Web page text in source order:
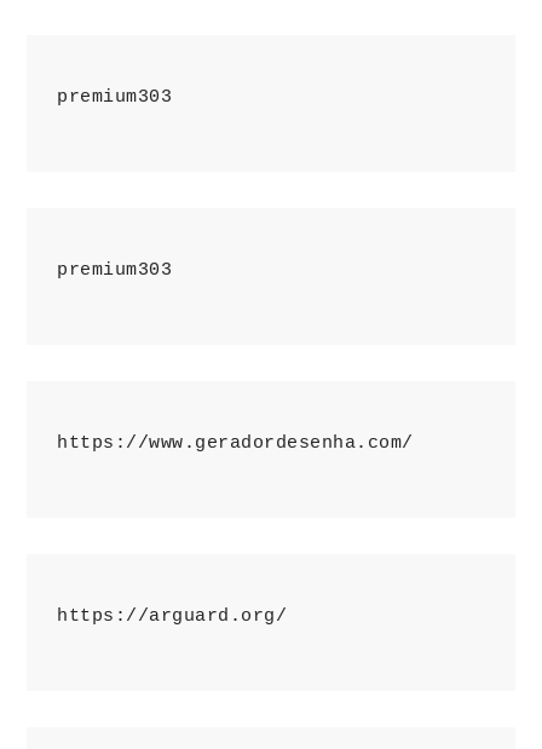
premium303
premium303
https://www.geradordesenha.com/
https://arguard.org/